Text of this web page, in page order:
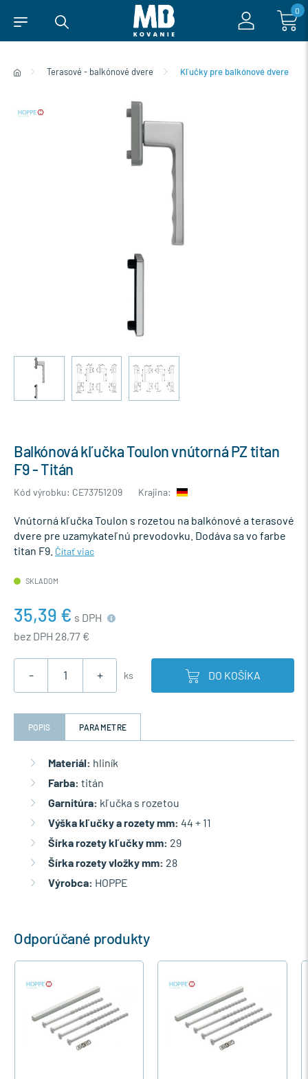
0
Terasové - balkónové dvere Kľučky pre balkónové dvere
Balkónová kľučka Toulon vnútorná PZ titan
F9 - Titán
Kód výrobku: CE73751209 Krajina:
Vnútorná kľučka Toulon s rozetou na balkónové a terasové
dvere pre uzamykateľnú prevodovku. Dodáva sa vo farbe
titan F9. Čítať viac
SKLADOM
35,39 € s DPH
bez DPH 28,77 €
- + ks DO KOŠÍKA
POPIS PARAMETRE
Materiál: hliník
Farba: titán
Garnitúra: kľučka s rozetou
Výška kľučky a rozety mm: 44 + 11
Šírka rozety kľučky mm: 29
Šírka rozety vložky mm: 28
Výrobca: HOPPE
Odporúčané produkty